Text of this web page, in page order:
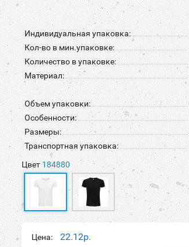
Индивидуальная упаковка:
Кол-во в мин.упаковке:
Количество в упаковке:
Материал:
Объем упаковки:
Особенности:
Размеры:
Транспортная упаковка:
Цвет 184880
Цена: 22.12р.